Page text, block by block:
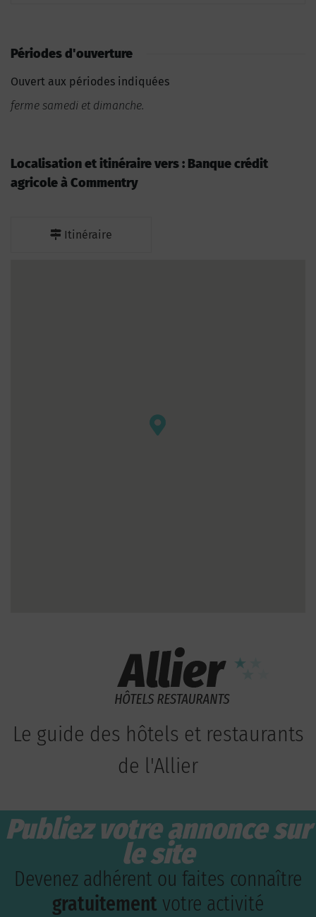
Périodes d'ouverture
Ouvert aux périodes indiquées
ferme samedi et dimanche.
Localisation et itinéraire vers : Banque crédit
agricole à Commentry
Itinéraire
Le guide des hôtels et restaurants
de l'Allier
Publiez votre annonce sur
le site
Devenez adhérent ou faites connaître
gratuitement votre activité